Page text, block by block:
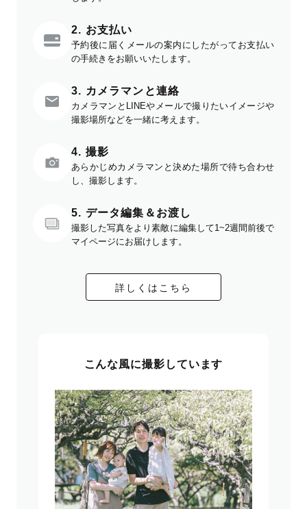
2. お支払い
予約後に届くメールの案内にしたがってお支払い
の手続きをお願いいたします。
3. カメラマンと連絡
カメラマンとLINEやメールで撮りたいイメージや
撮影場所などを一緒に考えます。
4. 撮影
あらかじめカメラマンと決めた場所で待ち合わせ
し、撮影します。
5. データ編集＆お渡し
撮影した写真をより素敵に編集して1~2週間前後で
マイページにお届けします。
詳しくはこちら
こんな風に撮影しています